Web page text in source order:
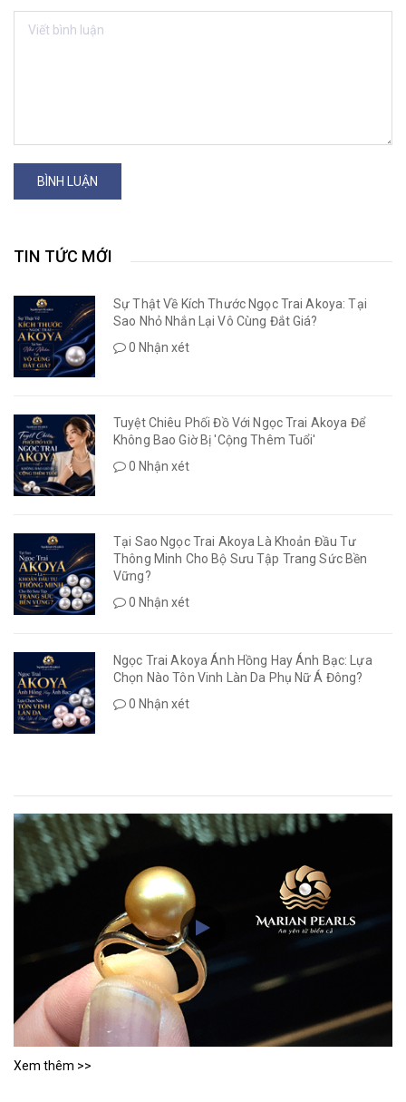
BÌNH LUẬN
TIN TỨC MỚI
Sự Thật Về Kích Thước Ngọc Trai Akoya: Tại
Sao Nhỏ Nhắn Lại Vô Cùng Đắt Giá?
0 Nhận xét
Tuyệt Chiêu Phối Đồ Với Ngọc Trai Akoya Để
Không Bao Giờ Bị 'Cộng Thêm Tuổi'
0 Nhận xét
Tại Sao Ngọc Trai Akoya Là Khoản Đầu Tư
Thông Minh Cho Bộ Sưu Tập Trang Sức Bền
Vững?
0 Nhận xét
Ngọc Trai Akoya Ánh Hồng Hay Ánh Bạc: Lựa
Chọn Nào Tôn Vinh Làn Da Phụ Nữ Á Đông?
0 Nhận xét
Xem thêm >>